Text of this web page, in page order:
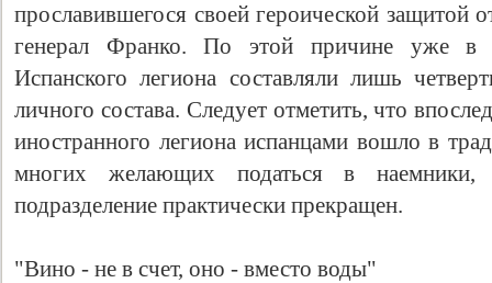
прославившегося своей героической защитой
генерал Франко. По этой причине уже в
Испанского легиона составляли лишь
личного состава. Следует отметить, что
иностранного легиона испанцами вошло в
многих желающих податься в
подразделение практически прекращен.
"Вино - не в счет, оно - вместо воды"